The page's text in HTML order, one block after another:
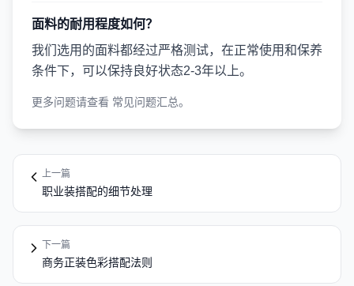
面料的耐用程度如何？
我们选用的面料都经过严格测试，在正常使用和保养
条件下，可以保持良好状态2-3年以上。
更多问题请查看 常见问题汇总。
上一篇
职业装搭配的细节处理
下一篇
商务正装色彩搭配法则